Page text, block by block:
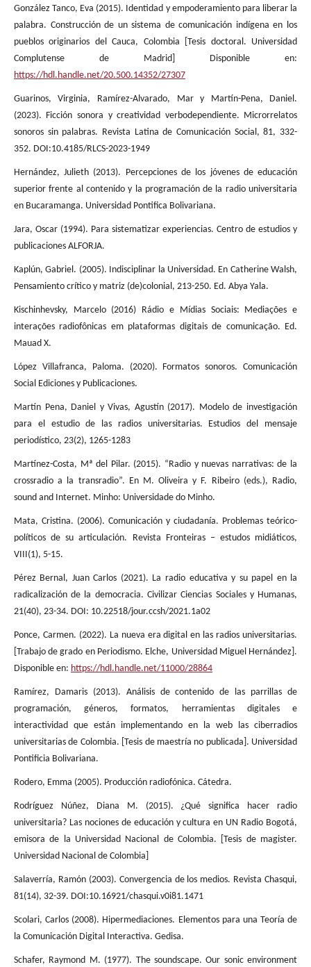
González Tanco, Eva (2015). Identidad y empoderamiento para liberar la
palabra. Construcción de un sistema de comunicación indígena en los
pueblos originarios del Cauca, Colombia [Tesis doctoral. Universidad
Complutense de Madrid] Disponible en:
https://hdl.handle.net/20.500.14352/27307
Guarinos, Virginia, Ramírez-Alvarado, Mar y Martín-Pena, Daniel.
(2023). Ficción sonora y creatividad verbodependiente. Microrrelatos
sonoros sin palabras. Revista Latina de Comunicación Social, 81, 332-
352. DOI:10.4185/RLCS-2023-1949
Hernández, Julieth (2013). Percepciones de los jóvenes de educación
superior frente al contenido y la programación de la radio universitaria
en Bucaramanga. Universidad Pontifica Bolivariana.
Jara, Oscar (1994). Para sistematizar experiencias. Centro de estudios y
publicaciones ALFORJA.
Kaplún, Gabriel. (2005). Indisciplinar la Universidad. En Catherine Walsh,
Pensamiento crítico y matriz (de)colonial, 213-250. Ed. Abya Yala.
Kischinhevsky, Marcelo (2016) Rádio e Mídias Sociais: Mediações e
interações radiofônicas em plataformas digitais de comunicação. Ed.
Mauad X.
López Villafranca, Paloma. (2020). Formatos sonoros. Comunicación
Social Ediciones y Publicaciones.
Martín Pena, Daniel y Vivas, Agustín (2017). Modelo de investigación
para el estudio de las radios universitarias. Estudios del mensaje
periodístico, 23(2), 1265-1283
Martínez-Costa, Mª del Pilar. (2015). “Radio y nuevas narrativas: de la
crossradio a la transradio”. En M. Oliveira y F. Ribeiro (eds.), Radio,
sound and Internet. Minho: Universidade do Minho.
Mata, Cristina. (2006). Comunicación y ciudadanía. Problemas teórico-
políticos de su articulación. Revista Fronteiras – estudos midiáticos,
VIII(1), 5-15.
Pérez Bernal, Juan Carlos (2021). La radio educativa y su papel en la
radicalización de la democracia. Civilizar Ciencias Sociales y Humanas,
21(40), 23-34. DOI: 10.22518/jour.ccsh/2021.1a02
Ponce, Carmen. (2022). La nueva era digital en las radios universitarias.
[Trabajo de grado en Periodismo. Elche, Universidad Miguel Hernández].
Disponible en: https://hdl.handle.net/11000/28864
Ramírez, Damaris (2013). Análisis de contenido de las parrillas de
programación, géneros, formatos, herramientas digitales e
interactividad que están implementando en la web las ciberradios
universitarias de Colombia. [Tesis de maestría no publicada]. Universidad
Pontificia Bolivariana.
Rodero, Emma (2005). Producción radiofónica. Cátedra.
Rodríguez Núñez, Diana M. (2015). ¿Qué significa hacer radio
universitaria? Las nociones de educación y cultura en UN Radio Bogotá,
emisora de la Universidad Nacional de Colombia. [Tesis de magister.
Universidad Nacional de Colombia]
Salaverría, Ramón (2003). Convergencia de los medios. Revista Chasqui,
81(14), 32-39. DOI:10.16921/chasqui.v0i81.1471
Scolari, Carlos (2008). Hipermediaciones. Elementos para una Teoría de
la Comunicación Digital Interactiva. Gedisa.
Schafer, Raymond M. (1977). The soundscape. Our sonic environment